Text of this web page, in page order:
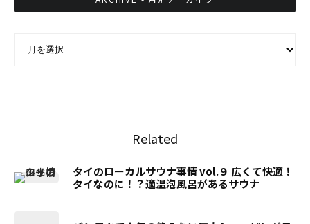
Related
タイのローカルサウナ事情 vol.９ 広くて快適！
タイなのに！？適温泡風呂があるサウナ